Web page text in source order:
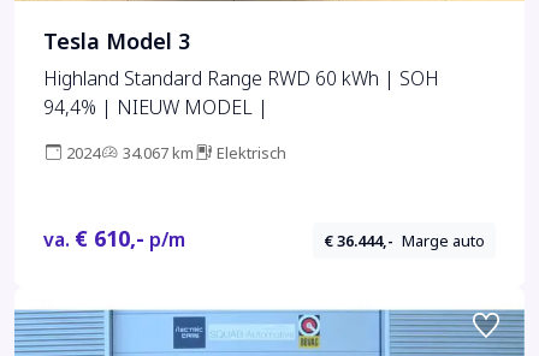
Tesla Model 3
Highland Standard Range RWD 60 kWh | SOH
94,4% | NIEUW MODEL |
2024 34.067 km Elektrisch
va. € 610,- p/m € 36.444,- Marge auto